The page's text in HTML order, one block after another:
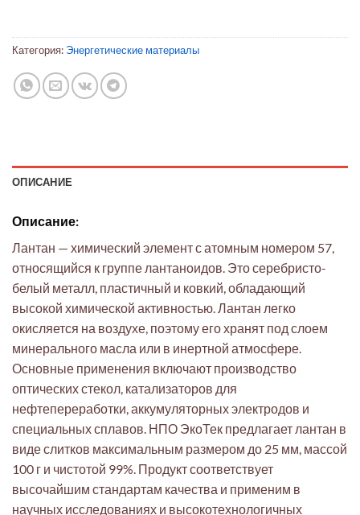
Категория: Энергетические материалы
ОПИСАНИЕ
Описание:
Лантан — химический элемент с атомным номером 57,
относящийся к группе лантаноидов. Это серебристо-
белый металл, пластичный и ковкий, обладающий
высокой химической активностью. Лантан легко
окисляется на воздухе, поэтому его хранят под слоем
минерального масла или в инертной атмосфере.
Основные применения включают производство
оптических стекол, катализаторов для
нефтепереработки, аккумуляторных электродов и
специальных сплавов. НПО ЭкоТек предлагает лантан в
виде слитков максимальным размером до 25 мм, массой
100 г и чистотой 99%. Продукт соответствует
высочайшим стандартам качества и применим в
научных исследованиях и высокотехнологичных